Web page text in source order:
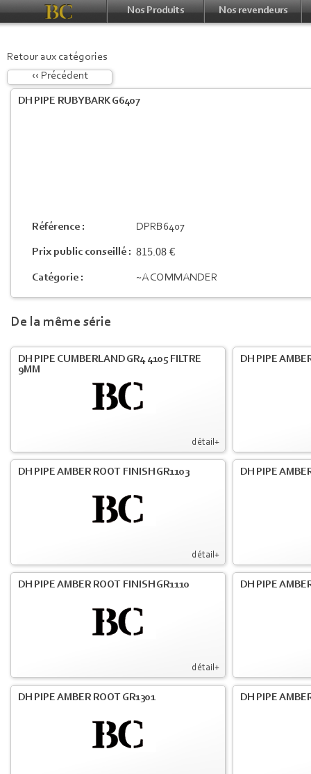
Nos Produits Nos revendeurs
Retour aux catégories
‹‹ Précédent
DH PIPE RUBYBARK G6407
Référence : DPRB6407
Prix public conseillé : 815.08 €
Catégorie : ~A COMMANDER
De la même série
détail+
DH PIPE CUMBERLAND GR4 4105 FILTRE
9MM
DH PIPE
détail+
DH PIPE AMBER ROOT FINISH GR1103 DH PIPE
détail+
DH PIPE AMBER ROOT FINISH GR1110 DH PIPE
DH PIPE AMBER ROOT GR1301 DH PIPE